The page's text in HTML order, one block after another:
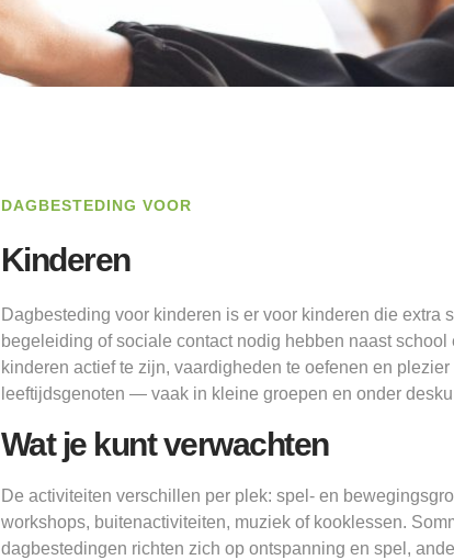
DAGBESTEDING VOOR
Kinderen
Dagbesteding voor kinderen is er voor kinderen die extra
begeleiding of sociale contact nodig hebben naast school
kinderen actief te zijn, vaardigheden te oefenen en
leeftijdsgenoten — vaak in kleine groepen en onder
Wat je kunt verwachten
De activiteiten verschillen per plek: spel- en
workshops, buitenactiviteiten, muziek of kooklessen.
dagbestedingen richten zich op ontspanning en spel,